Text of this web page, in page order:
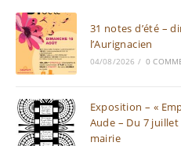
31 notes d’été –
l’Aurignacien
04/08/2026 / 0
Exposition – «
Aude – Du 7
mairie